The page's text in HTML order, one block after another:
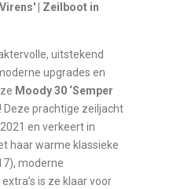
| Zeilboot in
uitstekend
upgrades en
Moody 30 ‘Semper
Deze prachtige zeiljacht
en verkeert in
haar warme klassieke
moderne
is ze klaar voor